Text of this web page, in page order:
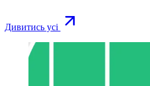
Дивитись усі